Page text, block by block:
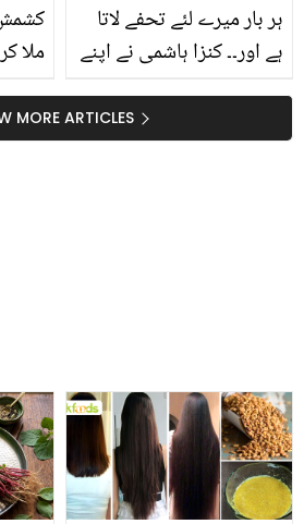
ملا
کیا
یہ
تاکہ
ہر بار میرے لئے تحفے لاتا
ہے اور۔۔ کنزا ہاشمی نے اپنے
ڈلیوری بوائے مداح کے بارے
MORE ARTICLES